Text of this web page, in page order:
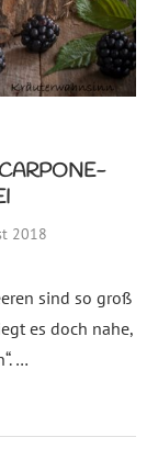
2018
sind so groß
es doch nahe,
…